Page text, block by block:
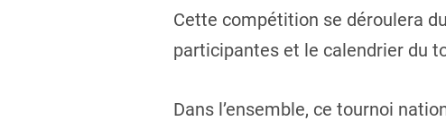
Cette compétition se déroulera
participantes et le calendrier du
Dans l’ensemble, ce tournoi